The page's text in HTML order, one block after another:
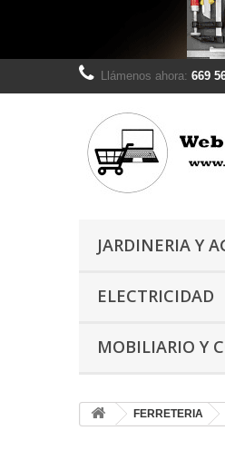
Llámenos ahora: 669
JARDINERIA Y
ELECTRICIDAD
MOBILIARIO Y
FERRETERIA